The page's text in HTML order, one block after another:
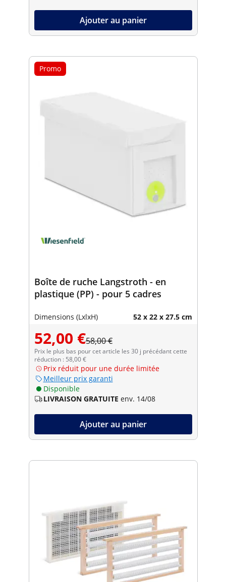
Ajouter au panier
Promo
Boîte de ruche Langstroth - en
plastique (PP) - pour 5 cadres
Dimensions (LxlxH) 52 x 22 x 27.5 cm
52,00 €58,00 €
Prix le plus bas pour cet article les 30 j précédant cette
réduction : 58,00 €
Prix réduit pour une durée limitée
Meilleur prix garanti
Disponible
LIVRAISON GRATUITE env. 14/08
Ajouter au panier